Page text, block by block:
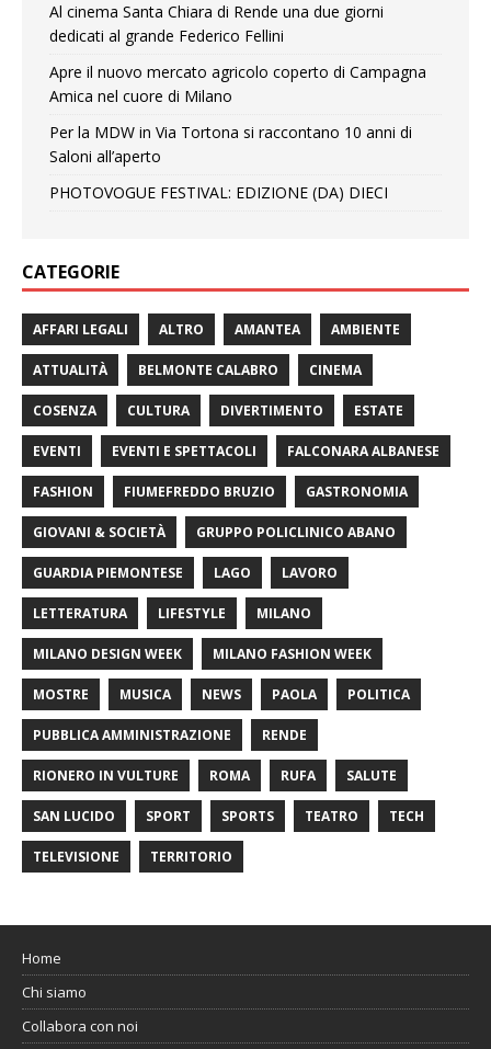
Al cinema Santa Chiara di Rende una due giorni
dedicati al grande Federico Fellini
Apre il nuovo mercato agricolo coperto di Campagna
Amica nel cuore di Milano
Per la MDW in Via Tortona si raccontano 10 anni di
Saloni all’aperto
PHOTOVOGUE FESTIVAL: EDIZIONE (DA) DIECI
CATEGORIE
AFFARI LEGALI ALTRO AMANTEA AMBIENTE
ATTUALITÀ BELMONTE CALABRO CINEMA
COSENZA CULTURA DIVERTIMENTO ESTATE
EVENTI EVENTI E SPETTACOLI FALCONARA ALBANESE
FASHION FIUMEFREDDO BRUZIO GASTRONOMIA
GIOVANI & SOCIETÀ GRUPPO POLICLINICO ABANO
GUARDIA PIEMONTESE LAGO LAVORO
LETTERATURA LIFESTYLE MILANO
MILANO DESIGN WEEK MILANO FASHION WEEK
MOSTRE MUSICA NEWS PAOLA POLITICA
PUBBLICA AMMINISTRAZIONE RENDE
RIONERO IN VULTURE ROMA RUFA SALUTE
SAN LUCIDO SPORT SPORTS TEATRO TECH
TELEVISIONE TERRITORIO
Home
Chi siamo
Collabora con noi